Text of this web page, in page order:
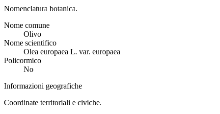
Nomenclatura botanica.
Nome comune
Olivo
Nome scientifico
Olea europaea L. var. europaea
Policormico
No
Informazioni geografiche
Coordinate territoriali e civiche.